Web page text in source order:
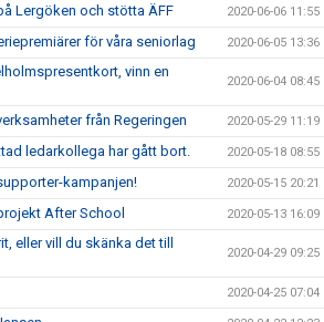
Lergöken och stötta ÄFF 2020-06-06 11:55
för våra seniorlag 2020-06-05 13:36
vinn en
2020-06-04 08:45
från Regeringen 2020-05-29 11:19
ledarkollega har gått bort. 2020-05-18 08:55
kampanjen! 2020-05-15 20:21
After School 2020-05-13 16:09
eller vill du skänka det till
2020-04-29 09:25
2020-04-25 07:04